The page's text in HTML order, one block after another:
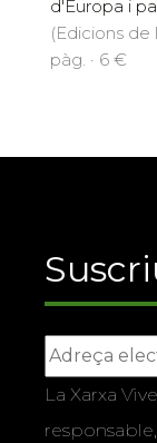
d'Europa i
(Edicions de
pàg. · 6 €
La Xarxa